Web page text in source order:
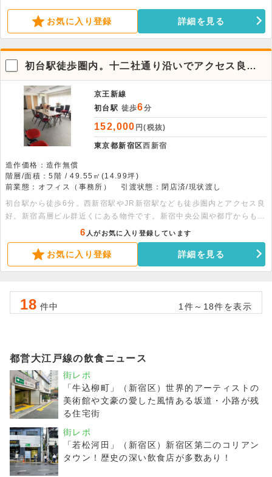
いを楽しむことができます。事務所でのご利用をご検討の方は是非ヴィ
ンテージマンションで始めてみませんか。
お気に入り登録 詳細を見る
初台駅徒歩圏内。十二社通り沿いでアクセス良
好。
京王新線
初台駅 徒歩6分
152,000 円(税抜)
東京都新宿区西新宿
造作価格：造作無償
階層/面積：5階 / 49.55㎡(14.99坪)
前業態：オフィス（事務所）
引渡状態：閉店済/現状渡し
初台駅から徒歩6分。西新宿駅やJR新宿駅なども徒歩圏内とアクセス良
好。新宿高層ビル群近くにある物件です。新宿中央公園や都庁からも近
いエリアとなっております。事務所に最適。詳細につきましてはお問い
合わせください。
6 人がお気に入り登録しています
お気に入り登録 詳細を見る
18 件中 1件～18件を表示
都営大江戸線の飲食ニュース
街レポ
「牛込柳町」（新宿区）世界的アーティストの
美術館や文豪の愛した風情ある坂道・小路が残
る住宅街
街レポ
「若松河田」（新宿区）新宿区第二のコリアン
タウン！歴史の深い飲食店が多数あり！